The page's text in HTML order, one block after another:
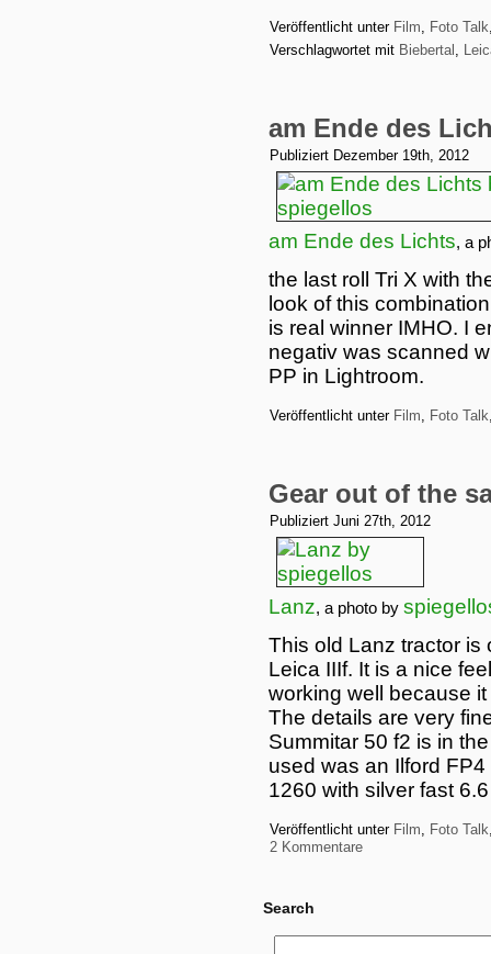
Veröffentlicht unter Film, Foto Talk
Verschlagwortet mit Biebertal ,
am Ende des
Publiziert Dezember 19th, 2012
am Ende des Lichts, a
the last roll Tri X with
look of this
is real winner IMHO. I
negativ was scanned
PP in Lightroom.
Veröffentlicht unter Film, Foto Talk
Gear out of the
Publiziert Juni 27th, 2012
Lanz, a photo by
This old Lanz tractor is
Leica IIIf. It is a nice
working well because
The details are very
Summitar 50 f2 is in
used was an Ilford
1260 with silver fast
Veröffentlicht unter Film, Foto Talk
2 Kommentare
Search